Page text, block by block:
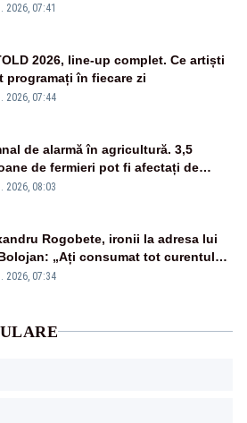
2026, 07:41
2026, line-up complet. Ce artiști
programați în fiecare zi
2026, 07:44
de alarmă în agricultură. 3,5
de fermieri pot fi afectați de
pentru conservarea
2026, 08:03
Rogobete, ironii la adresa lui
„Ați consumat tot curentul
șobolani imaginari”
2026, 07:34